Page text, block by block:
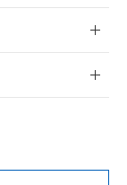
以下を必ずお読
完了
い限
ま